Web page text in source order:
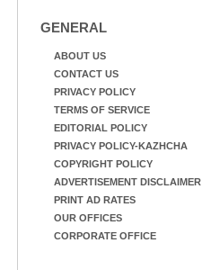
ഫുട്ബോൾ കളികളിൽ
കുട്ടികൾ
GENERAL
ABOUT US
CONTACT US
PRIVACY POLICY
TERMS OF SERVICE
EDITORIAL POLICY
PRIVACY POLICY-KAZHCHA
COPYRIGHT POLICY
ADVERTISEMENT DISCLAIMER
PRINT AD RATES
OUR OFFICES
CORPORATE OFFICE